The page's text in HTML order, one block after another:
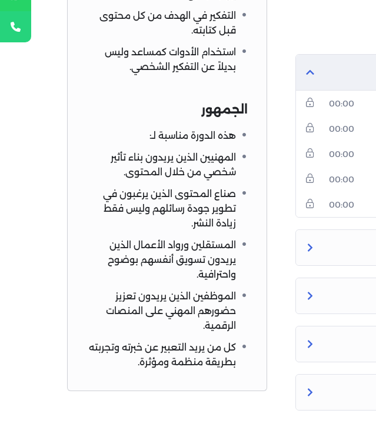
00:00
00:00
00:00
00:00
00:00
التفكير في الهدف من كل محتوى
قبل كتابته.
استخدام الأدوات كمساعد وليس
بديلاً عن التفكير الشخصي.
الجمهور
هذه الدورة مناسبة لـ:
المهنيين الذين يريدون بناء تأثير
شخصي من خلال المحتوى.
صناع المحتوى الذين يرغبون في
تطوير جودة رسائلهم وليس فقط
زيادة النشر.
المستقلين ورواد الأعمال الذين
يريدون تسويق أنفسهم بوضوح
واحترافية.
الموظفين الذين يريدون تعزيز
حضورهم المهني على المنصات
الرقمية.
كل من يريد التعبير عن خبرته وتجربته
بطريقة منظمة ومؤثرة.